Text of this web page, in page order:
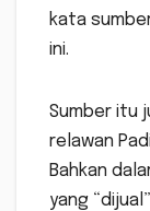
kata
ini.
Sumber itu
relawan
Bahkan
yang